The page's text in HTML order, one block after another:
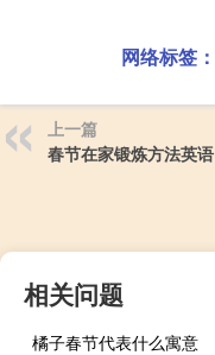
网络标签：
上一篇
春节在家锻炼方法英语
相关问题
橘子春节代表什么寓意